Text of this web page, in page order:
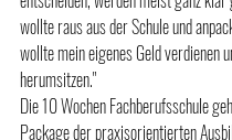
wollte raus aus der Schule und
wollte mein eigenes Geld verdienen
herumsitzen."
Die 10 Wochen Fachberufsschule
Package der praxisorientierten